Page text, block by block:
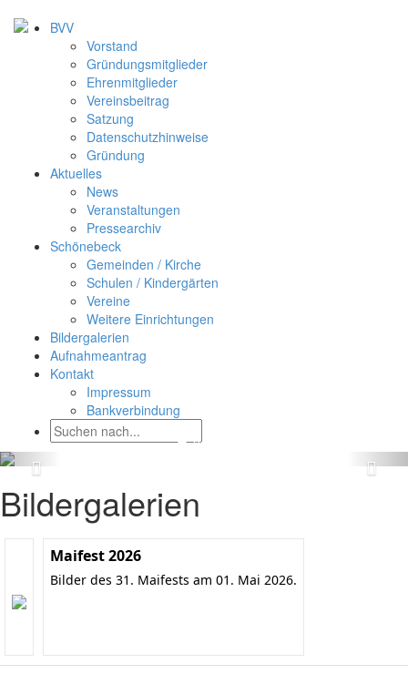
BVV
Vorstand
Gründungsmitglieder
Ehrenmitglieder
Vereinsbeitrag
Satzung
Datenschutzhinweise
Gründung
Aktuelles
News
Veranstaltungen
Pressearchiv
Schönebeck
Gemeinden / Kirche
Schulen / Kindergärten
Vereine
Weitere Einrichtungen
Bildergalerien
Aufnahmeantrag
Kontakt
Impressum
Bankverbindung
Bildergalerien
Maifest 2026
Bilder des 31. Maifests am 01. Mai 2026.